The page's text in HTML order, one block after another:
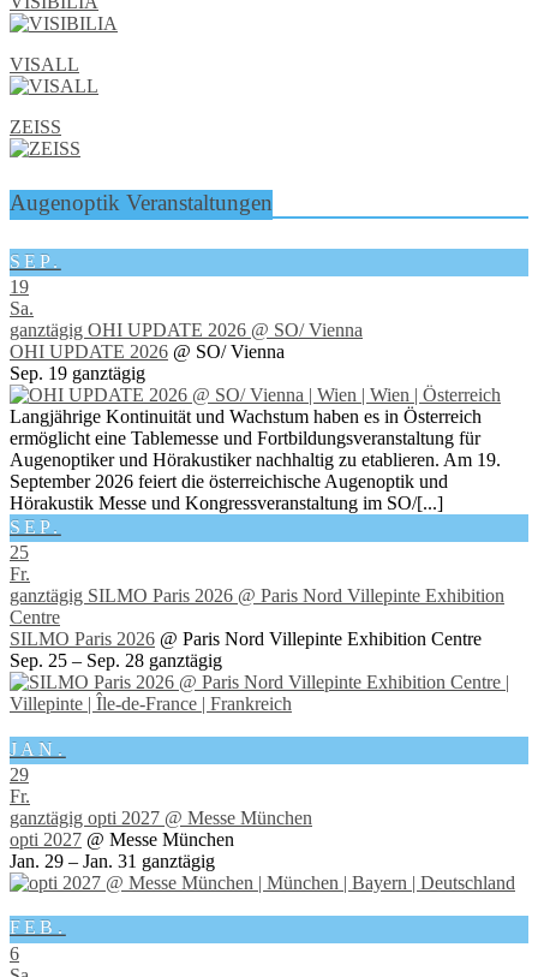
VISALL
ZEISS
Augenoptik Veranstaltungen
SEP.
19
Sa.
ganztägig OHI UPDATE 2026 @ SO/ Vienna
OHI UPDATE 2026 @ SO/ Vienna
Sep. 19 ganztägig
Langjährige Kontinuität und Wachstum haben es in Österreich
ermöglicht eine Tablemesse und Fortbildungsveranstaltung für
Augenoptiker und Hörakustiker nachhaltig zu etablieren. Am 19.
September 2026 feiert die österreichische Augenoptik und
Hörakustik Messe und Kongressveranstaltung im SO/[...]
SEP.
25
Fr.
ganztägig SILMO Paris 2026 @ Paris Nord Villepinte Exhibition
Centre
SILMO Paris 2026 @ Paris Nord Villepinte Exhibition Centre
Sep. 25 – Sep. 28 ganztägig
JAN.
29
Fr.
ganztägig opti 2027 @ Messe München
opti 2027 @ Messe München
Jan. 29 – Jan. 31 ganztägig
FEB.
6